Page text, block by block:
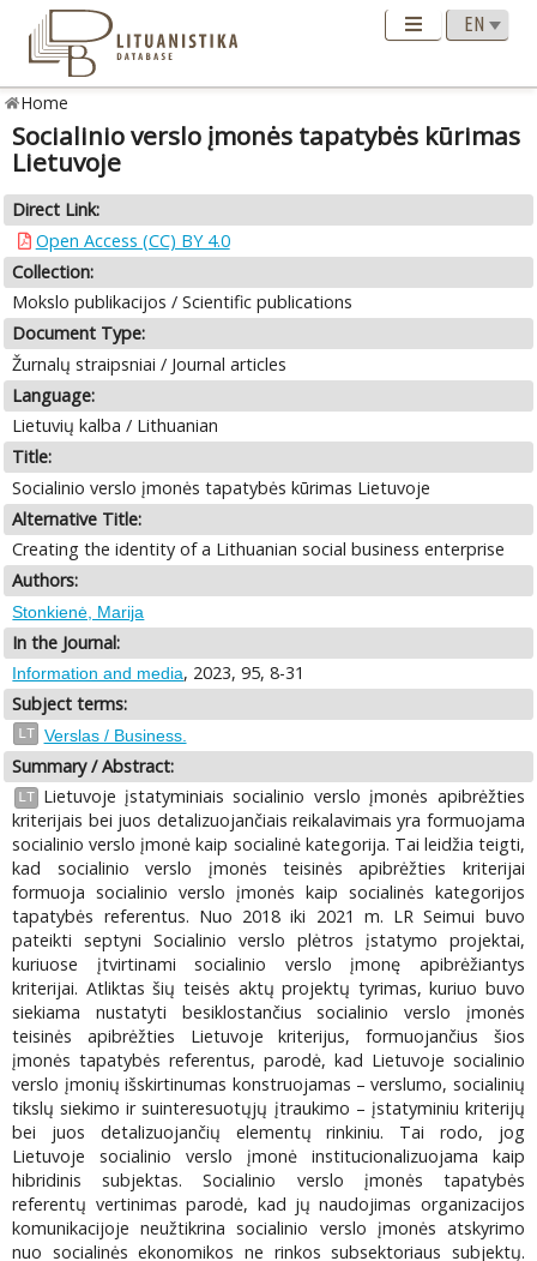
Home
Socialinio verslo įmonės tapatybės kūrimas
Lietuvoje
Direct Link:
Open Access (CC) BY 4.0
Collection:
Mokslo publikacijos / Scientific publications
Document Type:
Žurnalų straipsniai / Journal articles
Language:
Lietuvių kalba / Lithuanian
Title:
Socialinio verslo įmonės tapatybės kūrimas Lietuvoje
Alternative Title:
Creating the identity of a Lithuanian social business enterprise
Authors:
Stonkienė, Marija
In the Journal:
Information and media, 2023, 95, 8-31
Subject terms:
LT Verslas / Business.
Summary / Abstract:
LT
Lietuvoje įstatyminiais socialinio verslo įmonės apibrėžties
kriterijais bei juos detalizuojančiais reikalavimais yra formuojama
socialinio verslo įmonė kaip socialinė kategorija. Tai leidžia teigti,
kad socialinio verslo įmonės teisinės apibrėžties kriterijai
formuoja socialinio verslo įmonės kaip socialinės kategorijos
tapatybės referentus. Nuo 2018 iki 2021 m. LR Seimui buvo
pateikti septyni Socialinio verslo plėtros įstatymo projektai,
kuriuose įtvirtinami socialinio verslo įmonę apibrėžiantys
kriterijai. Atliktas šių teisės aktų projektų tyrimas, kuriuo buvo
siekiama nustatyti besiklostančius socialinio verslo įmonės
teisinės apibrėžties Lietuvoje kriterijus, formuojančius šios
įmonės tapatybės referentus, parodė, kad Lietuvoje socialinio
verslo įmonių išskirtinumas konstruojamas – verslumo, socialinių
tikslų siekimo ir suinteresuotųjų įtraukimo – įstatyminiu kriterijų
bei juos detalizuojančių elementų rinkiniu. Tai rodo, jog
Lietuvoje socialinio verslo įmonė institucionalizuojama kaip
hibridinis subjektas. Socialinio verslo įmonės tapatybės
referentų vertinimas parodė, kad jų naudojimas organizacijos
komunikacijoje neužtikrina socialinio verslo įmonės atskyrimo
nuo socialinės ekonomikos ne rinkos subsektoriaus subjektų.